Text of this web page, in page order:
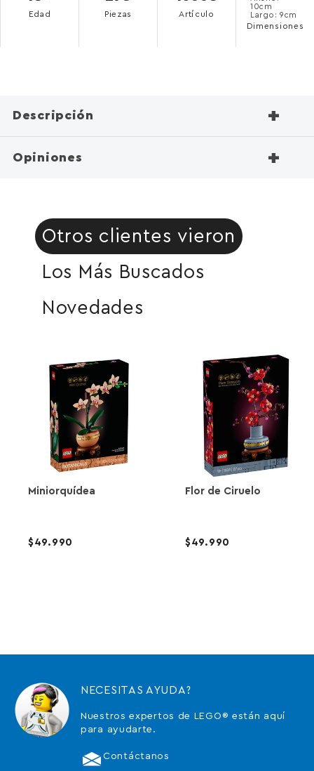
Edad Piezas Artículo
10cm
Largo: 9cm
Dimensiones
Descripción +
Opiniones +
Otros clientes vieron
Los Más Buscados
Novedades
Miniorquídea
49.990
Flor de Ciruelo
49.990
NECESITAS AYUDA?
Nuestros expertos de LEGO® están aquí
para ayudarte.
Contáctanos